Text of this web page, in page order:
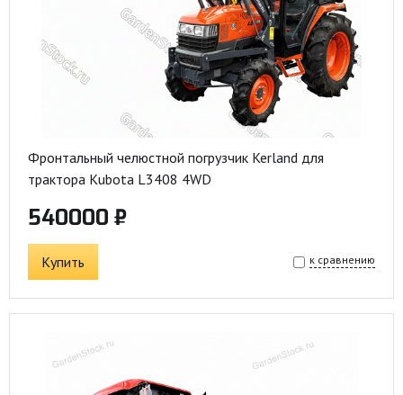
Фронтальный челюстной погрузчик Kerland для
трактора Kubota L3408 4WD
540000 ₽
Купить к сравнению